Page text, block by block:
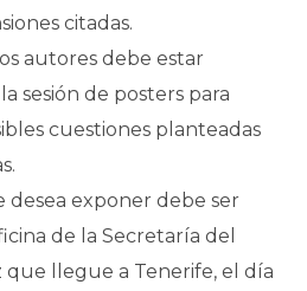
citadas.
autores debe estar
sesión de posters para
cuestiones planteadas
desea exponer debe ser
de la Secretaría del
que llegue a Tenerife, el día